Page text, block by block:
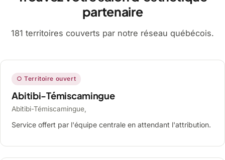
partenaire
181 territoires couverts par notre réseau québécois.
○ Territoire ouvert
Abitibi-Témiscamingue
Abitibi-Témiscamingue,
Service offert par l'équipe centrale en attendant l'attribution.